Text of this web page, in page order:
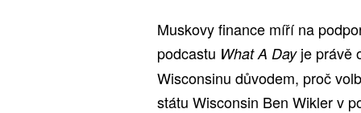
Muskovy finance míří na
podcastu What A Dayje právě
Wisconsinu důvodem, proč
státu Wisconsin Ben Wikler v